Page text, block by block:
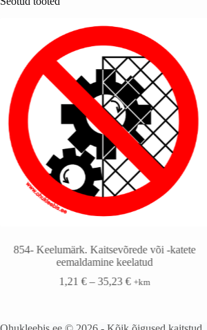
854- Keelumärk. Kaitsevõrede või -katete
eemaldamine keelatud
1,21€ – 35,23€ +km